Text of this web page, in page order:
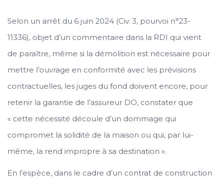
Selon un arrêt du 6 juin 2024 (Civ. 3, pourvoi n°23-
11336), objet d’un commentaire dans la RDI qui vient
de paraître, même si la démolition est nécessaire pour
mettre l’ouvrage en conformité avec les prévisions
contractuelles, les juges du fond doivent encore, pour
retenir la garantie de l’assureur DO, constater que
« cette nécessité découle d’un dommage qui
compromet la solidité de la maison ou qui, par lui-
même, la rend impropre à sa destination ».
En l’espèce, dans le cadre d’un contrat de construction